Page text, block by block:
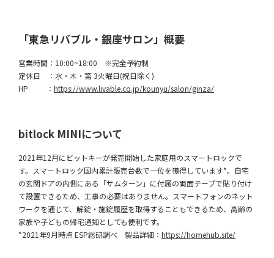
「東急リバブル・銀座サロン」概要
営業時間：10:00~18:00 ※完全予約制
定休日 ：水・木・第 3火曜日(祝日除く)
HP ： https://www.livable.co.jp/kounyu/salon/ginza/
bitlock MINIについて
2021年12月にビットキーが発売開始した家庭用のスマートロックで
す。スマートロック国内累計販売台数で一位を獲得しています*。自宅
の玄関ドアの内側にある「サムターン」に付属の両面テープで貼り付け
て設置できるため、工事の必要はありません。スマートフォンのネット
ワークを通じて、解錠・施錠履歴を取得することもできるため、高齢の
家族や子どもの帰宅通知としても便利です。
*2021年9月時点 ESP総研調べ 製品詳細： https://homehub.site/